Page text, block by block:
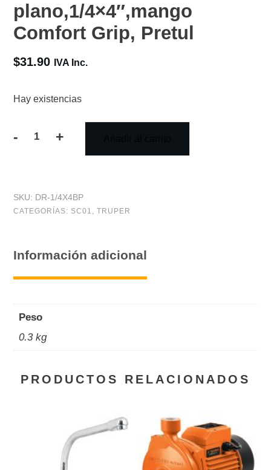
plano,1/4×4″,mango
Comfort Grip, Pretul
$31.90 IVA Inc.
Hay existencias
-
Grip,
cantidad
+
SKU: DR-1/4X4BP
CATEGORÍAS: SC01 , TRUPER
Información adicional
Peso
0.3 kg
PRODUCTOS RELACIONADOS